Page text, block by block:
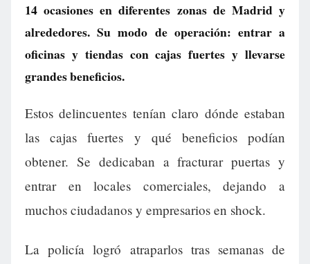
14 ocasiones en diferentes zonas de Madrid y
alrededores. Su modo de operación: entrar a
oficinas y tiendas con cajas fuertes y llevarse
grandes beneficios.
Estos delincuentes tenían claro dónde estaban
las cajas fuertes y qué beneficios podían
obtener. Se dedicaban a fracturar puertas y
entrar en locales comerciales, dejando a
muchos ciudadanos y empresarios en shock.
La policía logró atraparlos tras semanas de